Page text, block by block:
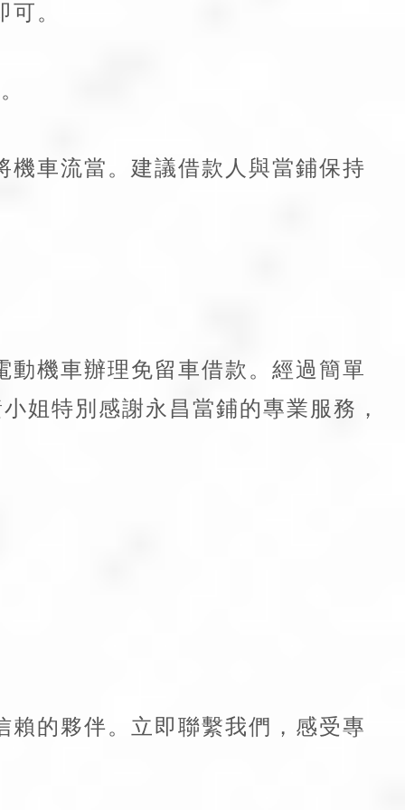
。
車流當。建議借款人與當鋪保持
機車辦理免留車借款。經過簡單
姐特別感謝永昌當鋪的專業服務，
的夥伴。立即聯繫我們，感受專